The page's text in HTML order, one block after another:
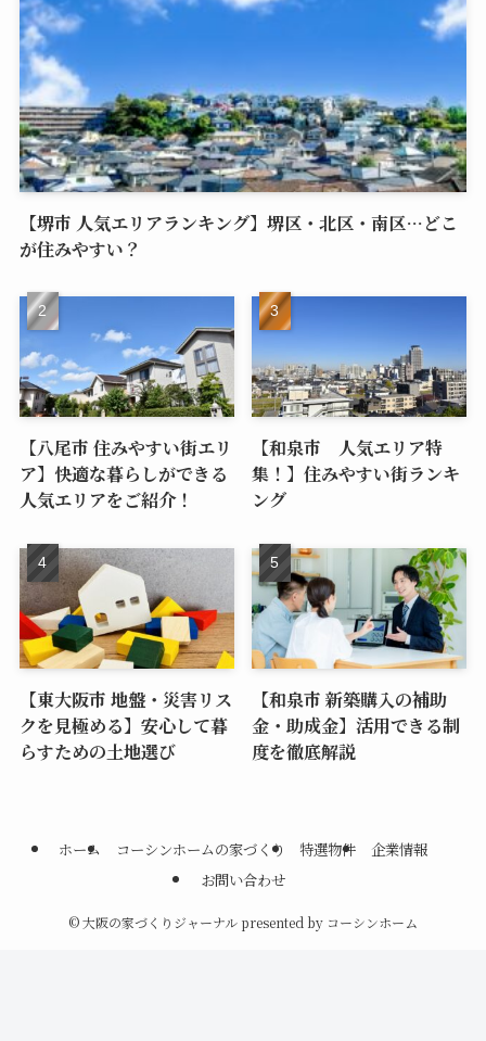
【堺市 人気エリアランキング】堺区・北区・南区…どこ
が住みやすい？
【八尾市 住みやすい街エリ
ア】快適な暮らしができる
人気エリアをご紹介！
【和泉市 人気エリア特
集！】住みやすい街ランキ
ング
【東大阪市 地盤・災害リス
クを見極める】安心して暮
らすための土地選び
【和泉市 新築購入の補助
金・助成金】活用できる制
度を徹底解説
ホーム コーシンホームの家づくり 特選物件
企業情報
お問い合わせ
©大阪の家づくりジャーナル presented by コーシンホーム